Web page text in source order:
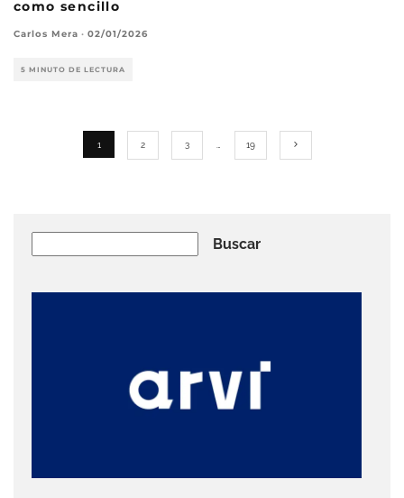
como sencillo
Carlos Mera · 02/01/2026
5 MINUTO DE LECTURA
1 2 3 … 19
Buscar